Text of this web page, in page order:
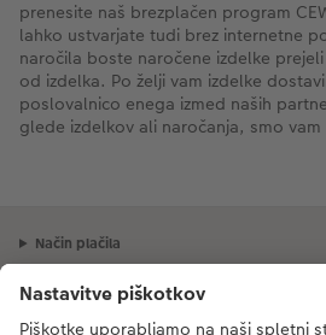
Več informacij
prenesite naš brezplačen program
lahko ustvarjate tudi brez internetne
naročila boste naročene izdelke
od izdelka. Po želji vam izdelke
poslovalnico enega izmed naših
glede izdelkov ali naročanja, smo
Način plačila